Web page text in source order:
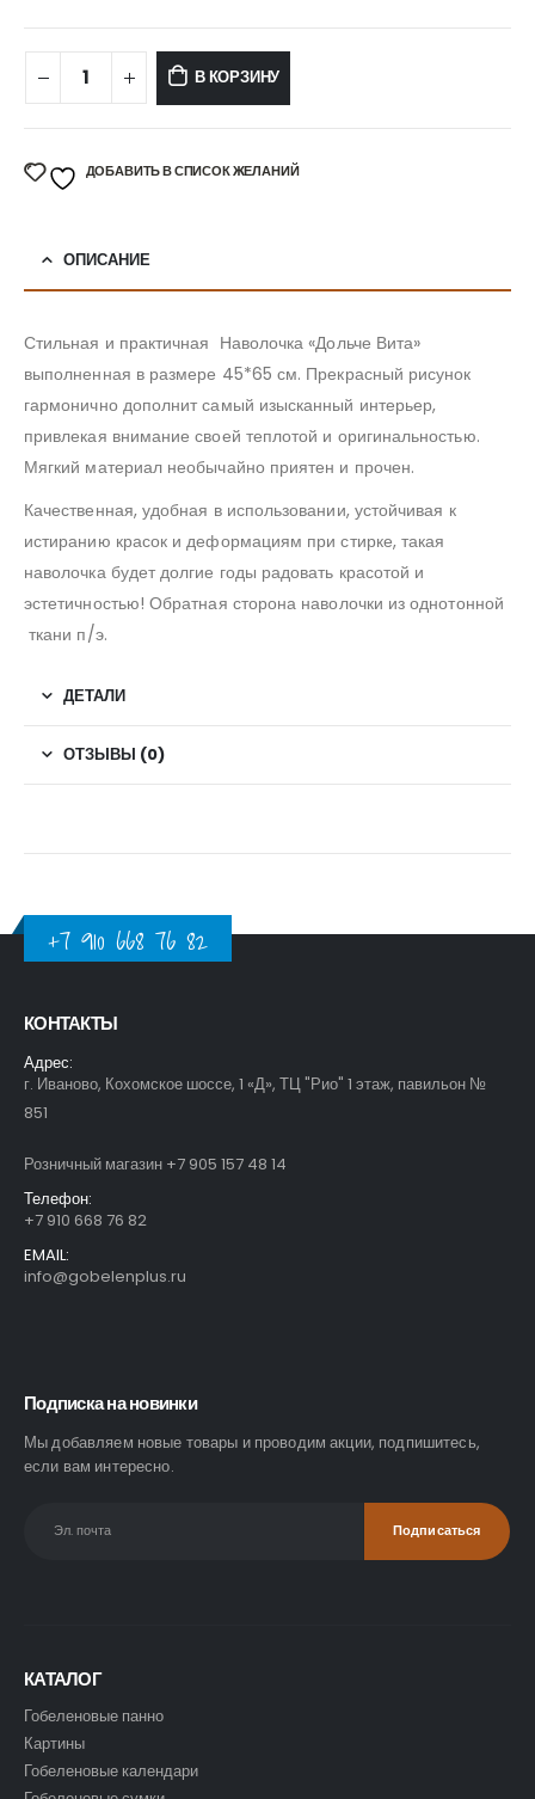
В КОРЗИНУ
ДОБАВИТЬ В СПИСОК ЖЕЛАНИЙ
ОПИСАНИЕ
Стильная и практичная Наволочка «Дольче Вита»
выполненная в размере 45*65 см. Прекрасный рисунок
гармонично дополнит самый изысканный интерьер,
привлекая внимание своей теплотой и оригинальностью.
Мягкий материал необычайно приятен и прочен.
Качественная, удобная в использовании, устойчивая к
истиранию красок и деформациям при стирке, такая
наволочка будет долгие годы радовать красотой и
эстетичностью! Обратная сторона наволочки из однотонной
ткани п/э.
ДЕТАЛИ
ОТЗЫВЫ (0)
+7 910 668 76 82
КОНТАКТЫ
Адрес:
г. Иваново, Кохомское шоссе, 1 «Д», ТЦ "Рио" 1 этаж, павильон №
851
Розничный магазин +7 905 157 48 14
Телефон:
+7 910 668 76 82
EMAIL:
info@gobelenplus.ru
Подписка на новинки
Мы добавляем новые товары и проводим акции, подпишитесь,
если вам интересно.
КАТАЛОГ
Гобеленовые панно
Картины
Гобеленовые календари